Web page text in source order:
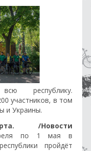
республику.
участников, в том
и Украины.
/Новости
по 1 мая в
пройдёт